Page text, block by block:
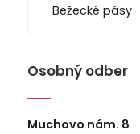
Bežecké pásy
Osobný odber
Muchovo nám. 8